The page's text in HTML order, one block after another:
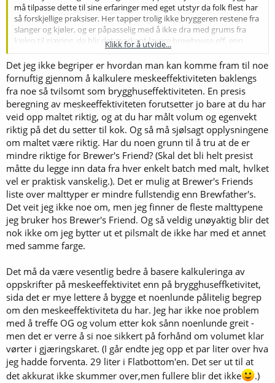
må tilpasse dette til sine erfaringer med eget utstyr da folk flest har
så forskjellige praksiser. Her tapper trolig ikke bryggeren restene fra
slanger og kjøler, og er påpasselig med å ikke dra med grums fra
kjelen til gjæring, da blir det markant lavere brewhouse eff. enn
Derfor har jeg fjerna det krysset for calculate mash efficiency.
Når jeg kopierer oppskrifter som jeg selv ikke har brygga før, ser jeg
hva jeg har fått av lignende grister før og setter da noe som i tilfellet
denne oppskrifta ville ha vært 85% meskeeffektivitet. Som andre
kalkulatorer så er ikke Brewfather en fasit for uerfarne bryggere.
Det den kalkulatoren ikke tar høyde for er egenskapene til de
forskjellige maltene, som du selv i Brewfather kan legge inn under
hver enkelt malttype. Her er to enkle eksempler som viser at
pilsmalt ikke er pilsmalt, om man skal stole på talla som ligger der
da. Ingenting er perfekt, men om man bruker verktøyet så godt
man kan der så mye informasjon som mulig er gitt så skal
Brewfather teoretisk være mer presis enn Brewers Friend der man
ikke har så mange datapunkter.
Vis vedlegget 69205
Vis vedlegget 69206
Klikk for å utvide...
Det jeg ikke begriper er hvordan man kan komme fram til noe
fornuftig gjennom å kalkulere meskeeffektiviteten baklengs
fra noe så tvilsomt som brygghuseffektiviteten. En presis
beregning av meskeeffektiviteten forutsetter jo bare at du har
veid opp maltet riktig, og at du har målt volum og egenvekt
riktig på det du setter til kok. Og så må sjølsagt opplysningene
om maltet være riktig. Har du noen grunn til å tru at de er
mindre riktige for Brewer's Friend? (Skal det bli helt presist
måtte du legge inn data fra hver enkelt batch med malt, hvlket
vel er praktisk vanskelig.). Det er mulig at Brewer's Friends
liste over malttyper er mindre fullstendig enn Brewfather's.
Det veit jeg ikke noe om, men jeg finner de fleste malttypene
jeg bruker hos Brewer's Friend. Og så veldig unøyaktig blir det
nok ikke om jeg bytter ut et pilsmalt de ikke har med et annet
med samme farge.
Det må da være vesentlig bedre å basere kalkuleringa av
oppskrifter på meskeeffektivitet enn på brygghuseffketivitet,
sida det er mye lettere å bygge et noenlunde pålitelig begrep
om den meskeeffektiviteta du har. Jeg har ikke noe problem
med å treffe OG og volum etter kok sånn noenlunde greit -
men det er verre å si noe sikkert på forhånd om volumet klar
vørter i gjæringskaret. (I går endte jeg opp et par liter over hva
jeg hadde forventa. 29 liter i Flatbottom'en. Det ser ut til at
det akkurat ikke skummer over,men fullere blir det ikke
.)